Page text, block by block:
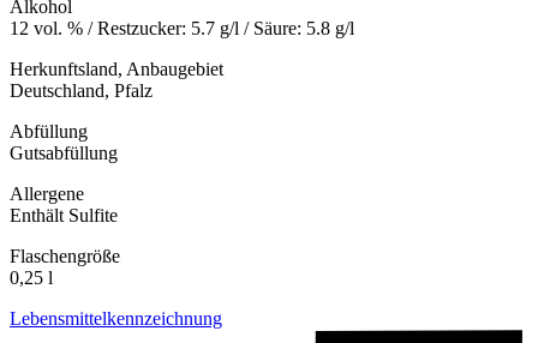
Alkohol
12 vol. % / Restzucker: 5.7 g/l / Säure: 5.8 g/l
Herkunftsland, Anbaugebiet
Deutschland, Pfalz
Abfüllung
Gutsabfüllung
Allergene
Enthält Sulfite
Flaschengröße
0,25 l
Lebensmittelkennzeichnung